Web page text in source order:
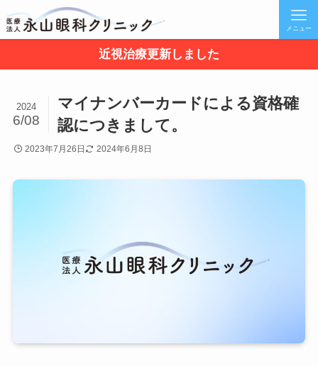
メニュー
近視治療更新しました
マイナンバーカードによる資格確
認につきまして。
2024
6/08
2023年7月26日 2024年6月8日